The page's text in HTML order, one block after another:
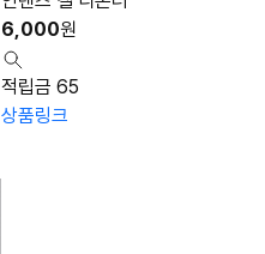
6,000원
적립금 65
상품링크